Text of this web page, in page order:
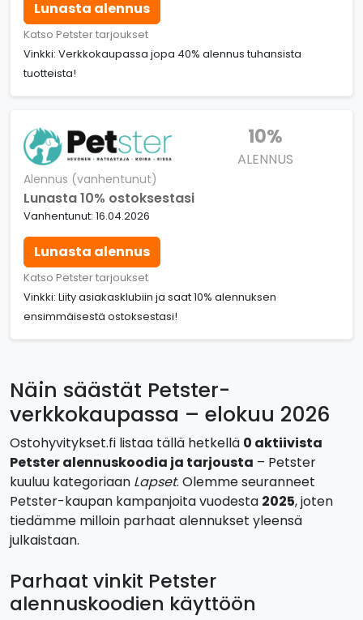
Lunasta alennus
Katso Petster tarjoukset
Vinkki: Verkkokaupassa jopa 40% alennus tuhansista
tuotteista!
10%
ALENNUS
Alennus (vanhentunut)
Lunasta 10% ostoksestasi
Vanhentunut: 16.04.2026
Lunasta alennus
Katso Petster tarjoukset
Vinkki: Liity asiakasklubiin ja saat 10% alennuksen
ensimmäisestä ostoksestasi!
Näin säästät Petster-
verkkokaupassa – elokuu 2026
Ostohyvitykset.fi listaa tällä hetkellä 0 aktiivista
Petster alennuskoodia ja tarjousta – Petster
kuuluu kategoriaan Lapset. Olemme seuranneet
Petster-kaupan kampanjoita vuodesta 2025, joten
tiedämme milloin parhaat alennukset yleensä
julkaistaan.
Parhaat vinkit Petster
alennuskoodien käyttöön